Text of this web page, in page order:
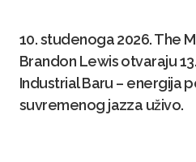
10. studenoga 2026. The
Brandon Lewis otvaraju
Industrial Baru – energija
suvremenog jazza uživo.